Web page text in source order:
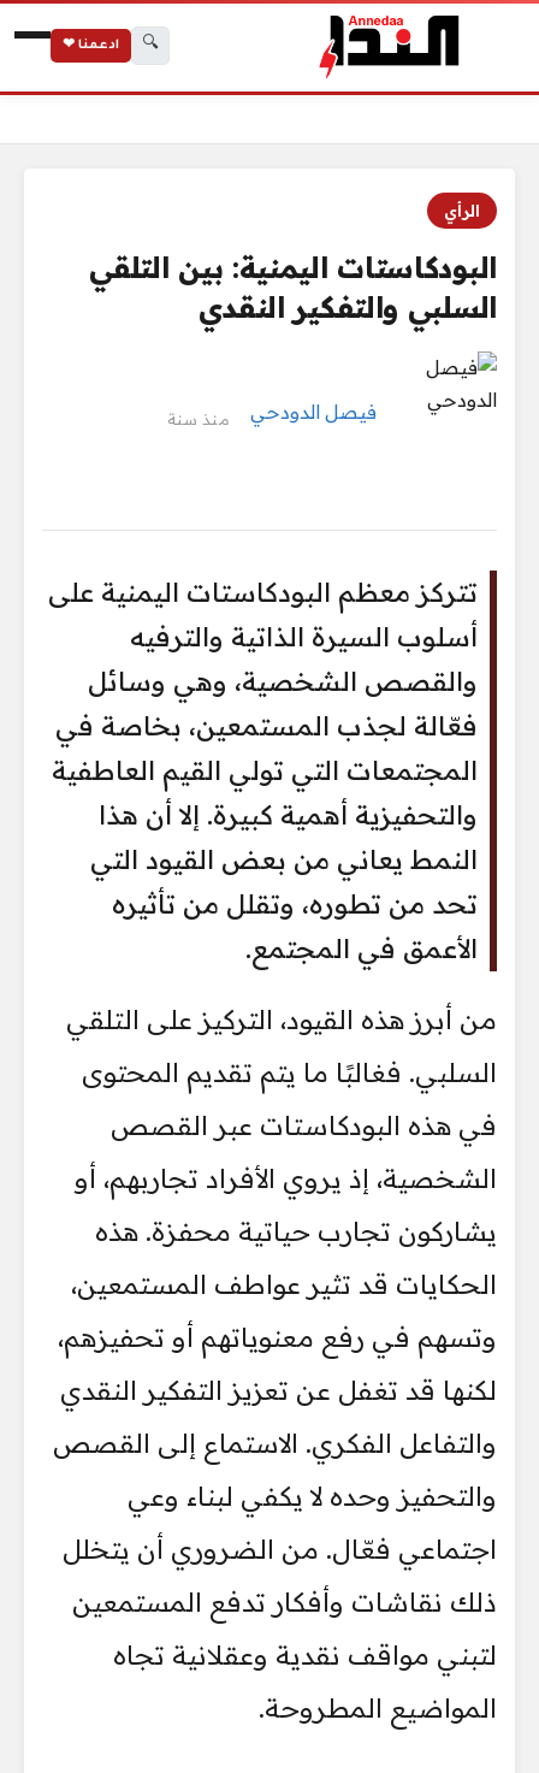
🔍 ادعمنا ❤
الرأي
البودكاستات اليمنية: بين التلقي
السلبي والتفكير النقدي
فيصل الدودحي منذ سنة
تتركز معظم البودكاستات اليمنية على
أسلوب السيرة الذاتية والترفيه
والقصص الشخصية، وهي وسائل
فعّالة لجذب المستمعين، بخاصة في
المجتمعات التي تولي القيم العاطفية
والتحفيزية أهمية كبيرة. إلا أن هذا
النمط يعاني من بعض القيود التي
تحد من تطوره، وتقلل من تأثيره
الأعمق في المجتمع.
من أبرز هذه القيود، التركيز على التلقي
السلبي. فغالبًا ما يتم تقديم المحتوى
في هذه البودكاستات عبر القصص
الشخصية، إذ يروي الأفراد تجاربهم، أو
يشاركون تجارب حياتية محفزة. هذه
الحكايات قد تثير عواطف المستمعين،
وتسهم في رفع معنوياتهم أو تحفيزهم،
لكنها قد تغفل عن تعزيز التفكير النقدي
والتفاعل الفكري. الاستماع إلى القصص
والتحفيز وحده لا يكفي لبناء وعي
اجتماعي فعّال. من الضروري أن يتخلل
ذلك نقاشات وأفكار تدفع المستمعين
لتبني مواقف نقدية وعقلانية تجاه
المواضيع المطروحة.